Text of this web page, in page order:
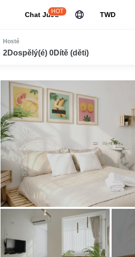
Chat JuJu
HOT TWD
Hosté
2Dospělý(é) 0Dítě (děti)